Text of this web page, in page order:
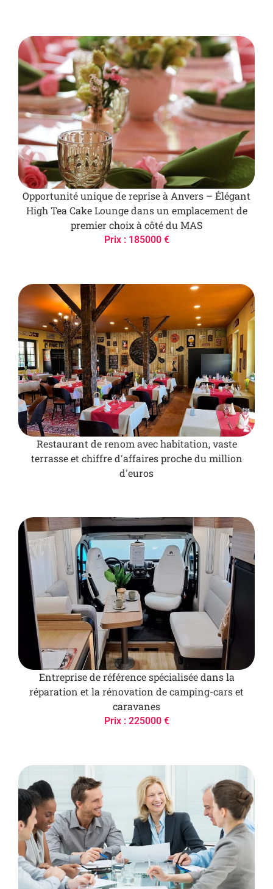
Opportunité unique de reprise à Anvers – Élégant
High Tea Cake Lounge dans un emplacement de
premier choix à côté du MAS
Prix : 185000 €
Restaurant de renom avec habitation, vaste
terrasse et chiffre d'affaires proche du million
d'euros
Entreprise de référence spécialisée dans la
réparation et la rénovation de camping-cars et
caravanes
Prix : 225000 €